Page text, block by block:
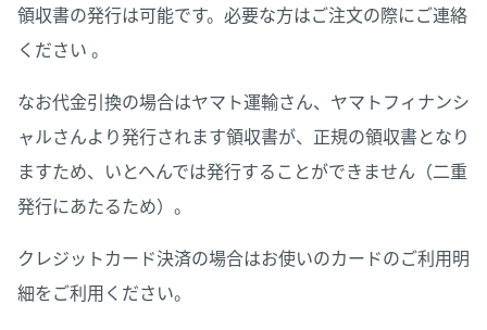
領収書の発行は可能です。必要な方はご注文の際にご連絡
ください 。
なお代金引換の場合はヤマト運輸さん、ヤマトフィナンシ
ャルさんより発行されます領収書が、正規の領収書となり
ますため、いとへんでは発行することができません（二重
発行にあたるため）。
クレジットカード決済の場合はお使いのカードのご利用明
細をご利用ください。